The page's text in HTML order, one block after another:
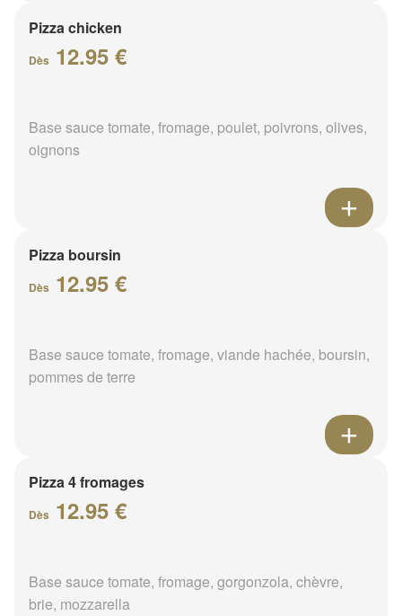
Pizza chicken
Dès 12.95 €
Base sauce tomate, fromage, poulet, poivrons, olives,
oignons
Pizza boursin
Dès 12.95 €
Base sauce tomate, fromage, viande hachée, boursin,
pommes de terre
Pizza 4 fromages
Dès 12.95 €
Base sauce tomate, fromage, gorgonzola, chèvre,
brie, mozzarella